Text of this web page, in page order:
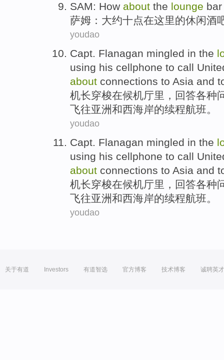
SAM: How about the lounge bar
萨姆 ： 大约十点在这里的休闲酒
youdao
Capt. Flanagan mingled in the
using his cellphone to call
about connections to Asia and
机长穿梭在候机厅里， 回答各种
飞往亚洲和西海岸的续程航班。
youdao
Capt. Flanagan mingled in the
using his cellphone to call
about connections to Asia and
机长穿梭在候机厅里， 回答各种
飞往亚洲和西海岸的续程航班。
youdao
关于有道 Investors 有道智选 官方博客 技术博客 诚聘英才